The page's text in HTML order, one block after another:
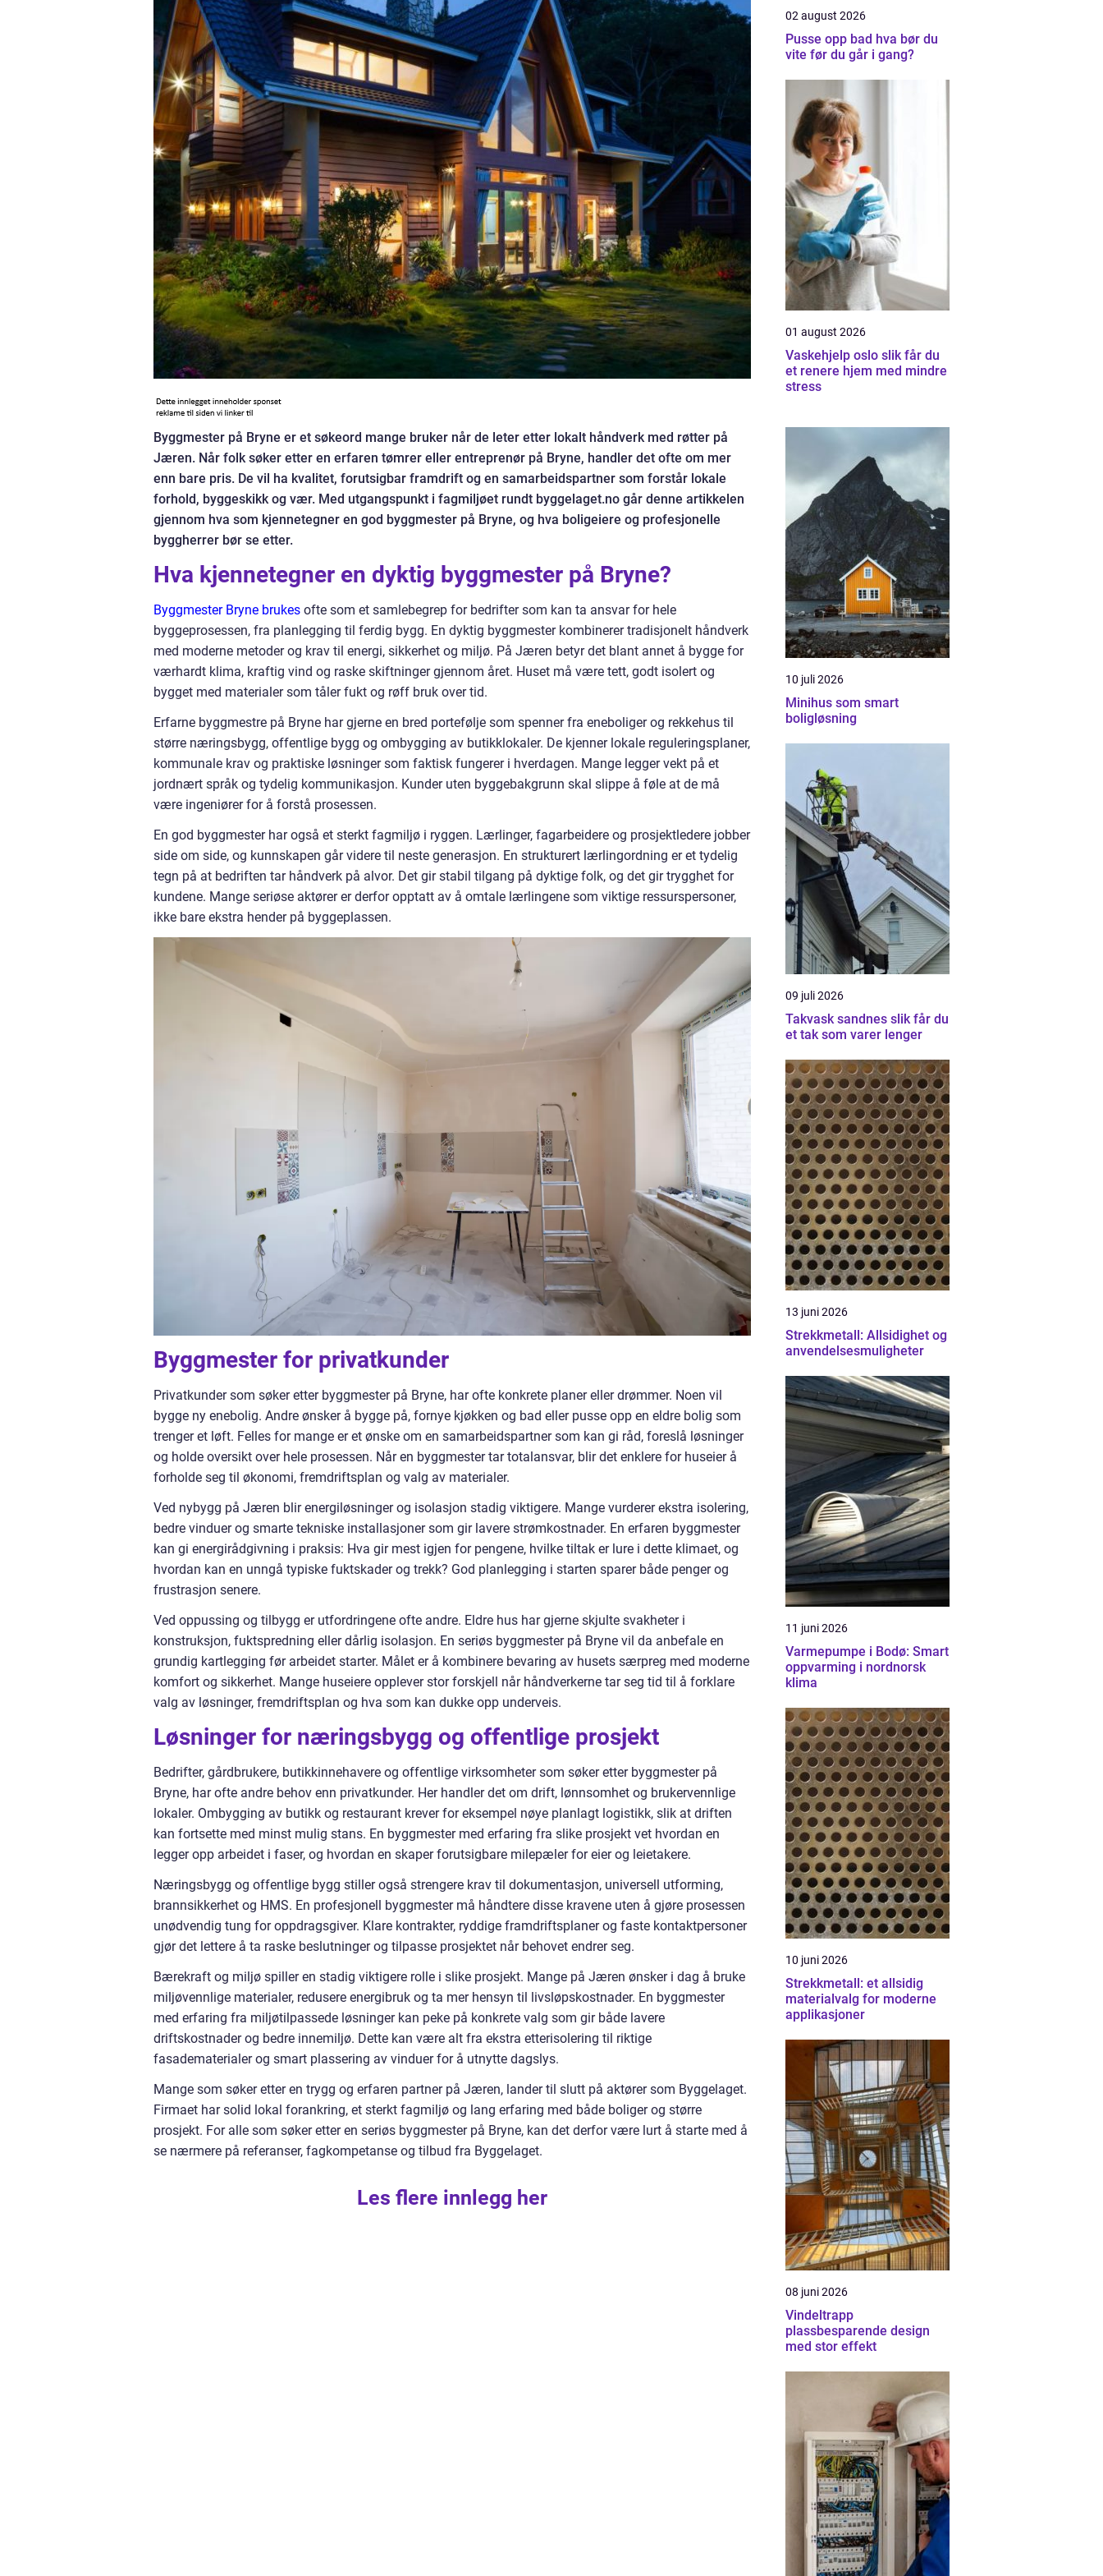
Byggmester på Bryne er et søkeord mange bruker når de leter etter lokalt håndverk med røtter på
Jæren. Når folk søker etter en erfaren tømrer eller entreprenør på Bryne, handler det ofte om mer
enn bare pris. De vil ha kvalitet, forutsigbar framdrift og en samarbeidspartner som forstår lokale
forhold, byggeskikk og vær. Med utgangspunkt i fagmiljøet rundt byggelaget.no går denne artikkelen
gjennom hva som kjennetegner en god byggmester på Bryne, og hva boligeiere og profesjonelle
byggherrer bør se etter.
Hva kjennetegner en dyktig byggmester på Bryne?
Byggmester Bryne brukes ofte som et samlebegrep for bedrifter som kan ta ansvar for hele
byggeprosessen, fra planlegging til ferdig bygg. En dyktig byggmester kombinerer tradisjonelt håndverk
med moderne metoder og krav til energi, sikkerhet og miljø. På Jæren betyr det blant annet å bygge for
værhardt klima, kraftig vind og raske skiftninger gjennom året. Huset må være tett, godt isolert og
bygget med materialer som tåler fukt og røff bruk over tid.
Erfarne byggmestre på Bryne har gjerne en bred portefølje som spenner fra eneboliger og rekkehus til
større næringsbygg, offentlige bygg og ombygging av butikklokaler. De kjenner lokale reguleringsplaner,
kommunale krav og praktiske løsninger som faktisk fungerer i hverdagen. Mange legger vekt på et
jordnært språk og tydelig kommunikasjon. Kunder uten byggebakgrunn skal slippe å føle at de må
være ingeniører for å forstå prosessen.
En god byggmester har også et sterkt fagmiljø i ryggen. Lærlinger, fagarbeidere og prosjektledere jobber
side om side, og kunnskapen går videre til neste generasjon. En strukturert lærlingordning er et tydelig
tegn på at bedriften tar håndverk på alvor. Det gir stabil tilgang på dyktige folk, og det gir trygghet for
kundene. Mange seriøse aktører er derfor opptatt av å omtale lærlingene som viktige ressurspersoner,
ikke bare ekstra hender på byggeplassen.
Byggmester for privatkunder
Privatkunder som søker etter byggmester på Bryne, har ofte konkrete planer eller drømmer. Noen vil
bygge ny enebolig. Andre ønsker å bygge på, fornye kjøkken og bad eller pusse opp en eldre bolig som
trenger et løft. Felles for mange er et ønske om en samarbeidspartner som kan gi råd, foreslå løsninger
og holde oversikt over hele prosessen. Når en byggmester tar totalansvar, blir det enklere for huseier å
forholde seg til økonomi, fremdriftsplan og valg av materialer.
Ved nybygg på Jæren blir energiløsninger og isolasjon stadig viktigere. Mange vurderer ekstra isolering,
bedre vinduer og smarte tekniske installasjoner som gir lavere strømkostnader. En erfaren byggmester
kan gi energirådgivning i praksis: Hva gir mest igjen for pengene, hvilke tiltak er lure i dette klimaet, og
hvordan kan en unngå typiske fuktskader og trekk? God planlegging i starten sparer både penger og
frustrasjon senere.
Ved oppussing og tilbygg er utfordringene ofte andre. Eldre hus har gjerne skjulte svakheter i
konstruksjon, fuktspredning eller dårlig isolasjon. En seriøs byggmester på Bryne vil da anbefale en
grundig kartlegging før arbeidet starter. Målet er å kombinere bevaring av husets særpreg med moderne
komfort og sikkerhet. Mange huseiere opplever stor forskjell når håndverkerne tar seg tid til å forklare
valg av løsninger, fremdriftsplan og hva som kan dukke opp underveis.
Løsninger for næringsbygg og offentlige prosjekt
Bedrifter, gårdbrukere, butikkinnehavere og offentlige virksomheter som søker etter byggmester på
Bryne, har ofte andre behov enn privatkunder. Her handler det om drift, lønnsomhet og brukervennlige
lokaler. Ombygging av butikk og restaurant krever for eksempel nøye planlagt logistikk, slik at driften
kan fortsette med minst mulig stans. En byggmester med erfaring fra slike prosjekt vet hvordan en
legger opp arbeidet i faser, og hvordan en skaper forutsigbare milepæler for eier og leietakere.
Næringsbygg og offentlige bygg stiller også strengere krav til dokumentasjon, universell utforming,
brannsikkerhet og HMS. En profesjonell byggmester må håndtere disse kravene uten å gjøre prosessen
unødvendig tung for oppdragsgiver. Klare kontrakter, ryddige framdriftsplaner og faste kontaktpersoner
gjør det lettere å ta raske beslutninger og tilpasse prosjektet når behovet endrer seg.
Bærekraft og miljø spiller en stadig viktigere rolle i slike prosjekt. Mange på Jæren ønsker i dag å bruke
miljøvennlige materialer, redusere energibruk og ta mer hensyn til livsløpskostnader. En byggmester
med erfaring fra miljøtilpassede løsninger kan peke på konkrete valg som gir både lavere
driftskostnader og bedre innemiljø. Dette kan være alt fra ekstra etterisolering til riktige
fasadematerialer og smart plassering av vinduer for å utnytte dagslys.
Mange som søker etter en trygg og erfaren partner på Jæren, lander til slutt på aktører som Byggelaget.
Firmaet har solid lokal forankring, et sterkt fagmiljø og lang erfaring med både boliger og større
prosjekt. For alle som søker etter en seriøs byggmester på Bryne, kan det derfor være lurt å starte med å
se nærmere på referanser, fagkompetanse og tilbud fra Byggelaget.
Les flere innlegg her
02 august 2026
Pusse opp bad hva bør du
vite før du går i gang?
01 august 2026
Vaskehjelp oslo slik får du
et renere hjem med mindre
stress
10 juli 2026
Minihus som smart
boligløsning
09 juli 2026
Takvask sandnes slik får du
et tak som varer lenger
13 juni 2026
Strekkmetall: Allsidighet og
anvendelsesmuligheter
11 juni 2026
Varmepumpe i Bodø: Smart
oppvarming i nordnorsk
klima
10 juni 2026
Strekkmetall: et allsidig
materialvalg for moderne
applikasjoner
08 juni 2026
Vindeltrapp
plassbesparende design
med stor effekt